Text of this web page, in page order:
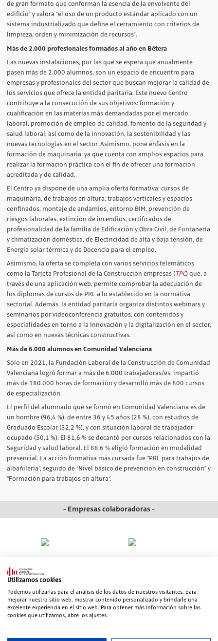
de gran formato que conforman la esencia de la envolvente del
edificio" y valora “el uso de un producto estándar aplicado con un
sistema industrializado que define el cerramiento con criterios de
limpieza, orden y minimización de recursos".
Más de 2.000 profesionales formados al año en Bétera
Las nuevas instalaciones, por las que se espera que anualmente
pasen más de 2.000 alumnos, son un espacio de encuentro para
empresas y profesionales del sector que buscan mejorar la calidad de
los servicios que ofrece la entidad paritaria. Este nuevo Centro
contribuye a la consecución de sus objetivos: formación y
cualificación en las materias más demandadas por el mercado
laboral, promoción de empleo de calidad, fomento de la seguridad y
salud laboral, así como de la innovación, la sostenibilidad y las
nuevas tecnologías en el sector. Asimismo, pone énfasis en la
formación de maquinaria, ya que cuenta con amplios espacios para
realizar la formación práctica con el fin de ofrecer una formación
acreditada y de calidad.
El Centro ya dispone de una amplia oferta formativa: cursos de
maquinaria, de trabajos en altura, trabajos verticales y espacios
confinados, montaje de andamios, entorno BIM, prevención de
riesgos laborales, extinción de incendios, certificados de
profesionalidad de la familia de Edificación y Obra Civil, de Fontanería
y climatización doméstica, de Electricidad de alta y baja tensión, de
Energía solar térmica y de Docencia para el empleo.
Asimismo, la oferta se completa con varios servicios telemáticos
como la Tarjeta Profesional de la Construcción empresas (TPC) que, a
través de una aplicación web, permite comprobar la adecuación de
los diplomas de cursos de PRL a lo establecido en la normativa
sectorial. Además, la entidad paritaria organiza distintos webinars y
seminarios por videoconferencia gratuitos, con contenidos y
especialidades en torno a la innovación y la digitalización en el sector,
así como en nuevas técnicas constructivas.
Más de 6.000 alumnos en Comunidad Valenciana
Solo en 2021, la Fundación Laboral de la Construcción de Comunidad
Valenciana logró formar a más de 6.000 trabajadoras/es, impartió
más de 180.000 horas de formación y desarrolló más de 800 cursos
de especialización.
El perfil del alumnado que se formó en Comunidad Valenciana es de
un hombre (96,4 %), de entre 36 y 45 años (28 %), con estudios de
Graduado Escolar (32,2 %), y con situación laboral de trabajador
ocupado (50,1 %). El 81,6 % se decantó por cursos relacionados con la
Seguridad y salud laboral. El 88,6 % eligió formación en modalidad
presencial. La acción formativa más cursada fue “PRL para trabajos de
albañilería”, seguido de “Nivel básico de prevención en construcción” y
“Formación para trabajos en altura”.
- Empresas colaboradoras -
Utilizamos cookies
Podemos utilizarlas para el análisis de los datos de nuestros visitantes, para
mejorar nuestro sitio web, mostrar contenido personalizado y brindarle una
excelente experiencia en el sitio web. Para obtener más información sobre las
cookies que utilizamos, abre los ajustes.